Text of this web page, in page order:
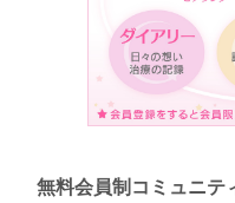
無料会員制コミュニテ